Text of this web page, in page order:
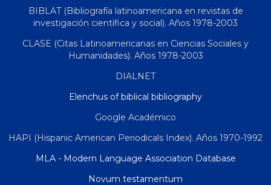
BIBLAT (Bibliografía latinoamericana en revistas de
investigación científica y social). Años 1978-2003
CLASE (Citas Latinoamericanas en Ciencias Sociales y
Humanidades). Años 1978-2003
DIALNET
Elenchus of biblical bibliography
Google Académico
HAPI (Hispanic American Periodicals Index). Años 1970-1992
MLA - Modern Language Association Database
Novum testamentum